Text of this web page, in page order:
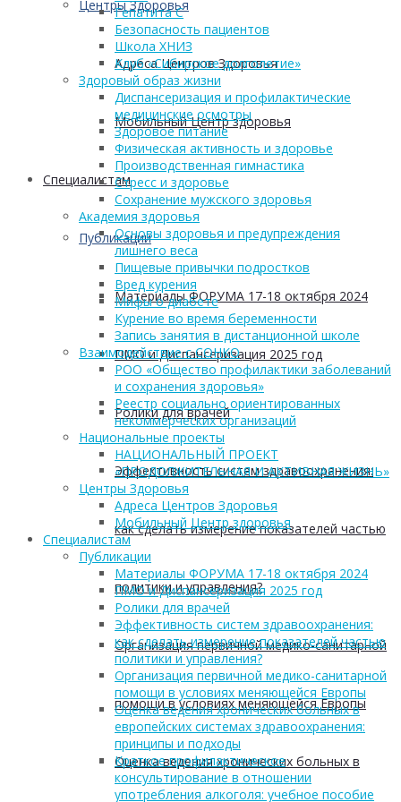
Центры Здоровья
Адреса Центров Здоровья
Мобильный Центр здоровья
Cпециалистам
Публикации
Материалы ФОРУМА 17-18 октября 2024
ПМО и Диспансеризация 2025 год
Ролики для врачей
Эффективность систем здравоохранения:
как сделать измерение показателей частью
политики и управления?
Организация первичной медико-санитарной
помощи в условиях меняющейся Европы
Оценка ведения хронических больных в
Гепатита С
Безопасность пациентов
Школа ХНИЗ
Клуб «Сибирское долголетие»
Здоровый образ жизни
Диспансеризация и профилактические
медицинские осмотры
Здоровое питание
Физическая активность и здоровье
Производственная гимнастика
Стресс и здоровье
Сохранение мужского здоровья
Академия здоровья
Основы здоровья и предупреждения
лишнего веса
Пищевые привычки подростков
Вред курения
Мифы о диабете
Курение во время беременности
Запись занятия в дистанционной школе
Взаимодействие с СОНКО
РОО «Общество профилактики заболеваний
и сохранения здоровья»
Реестр социально ориентированных
некоммерческих организаций
Национальные проекты
НАЦИОНАЛЬНЫЙ ПРОЕКТ
«ПРОДОЛЖИТЕЛЬНАЯ И АКТИВНАЯ ЖИЗНЬ»
Центры Здоровья
Адреса Центров Здоровья
Мобильный Центр здоровья
Cпециалистам
Публикации
Материалы ФОРУМА 17-18 октября 2024
ПМО и Диспансеризация 2025 год
Ролики для врачей
Эффективность систем здравоохранения:
как сделать измерение показателей частью
политики и управления?
Организация первичной медико-санитарной
помощи в условиях меняющейся Европы
Оценка ведения хронических больных в
европейских системах здравоохранения:
принципы и подходы
Краткое профилактическое
консультирование в отношении
употребления алкоголя: учебное пособие